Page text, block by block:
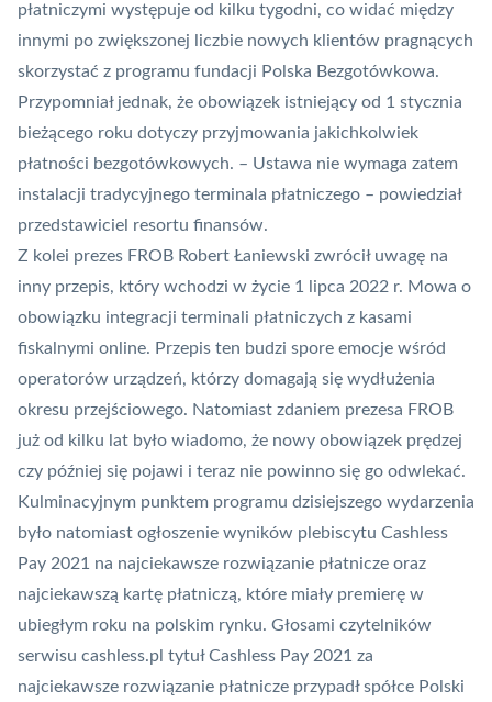
płatniczymi występuje od kilku tygodni, co widać między
innymi po zwiększonej liczbie nowych klientów pragnących
skorzystać z programu fundacji Polska Bezgotówkowa.
Przypomniał jednak, że obowiązek istniejący od 1 stycznia
bieżącego roku dotyczy przyjmowania jakichkolwiek
płatności bezgotówkowych. – Ustawa nie wymaga zatem
instalacji tradycyjnego terminala płatniczego – powiedział
przedstawiciel resortu finansów.
Z kolei prezes FROB Robert Łaniewski zwrócił uwagę na
inny przepis, który wchodzi w życie 1 lipca 2022 r. Mowa o
obowiązku integracji terminali płatniczych z kasami
fiskalnymi online. Przepis ten budzi spore emocje wśród
operatorów urządzeń, którzy domagają się wydłużenia
okresu przejściowego. Natomiast zdaniem prezesa FROB
już od kilku lat było wiadomo, że nowy obowiązek prędzej
czy później się pojawi i teraz nie powinno się go odwlekać.
Kulminacyjnym punktem programu dzisiejszego wydarzenia
było natomiast ogłoszenie wyników plebiscytu Cashless
Pay 2021 na najciekawsze rozwiązanie płatnicze oraz
najciekawszą kartę płatniczą, które miały premierę w
ubiegłym roku na polskim rynku. Głosami czytelników
serwisu cashless.pl tytuł Cashless Pay 2021 za
najciekawsze rozwiązanie płatnicze przypadł spółce Polski